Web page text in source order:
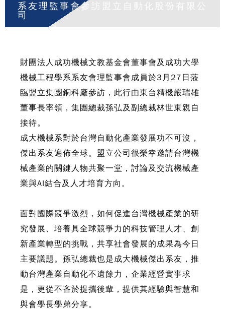
系友理監事會參訪盟立自動化股份有限公
司
財團法人成功機械文教基金會董事會及成功大學
機械工程學系系友會理監事會成員於3月27日蒞
臨盟立集團銅科廠參訪，此行由東台精機嚴瑞雄
董事長率領，集團總裁孫弘及副總裁林世東親自
接待。
成大機械系對於台灣自動化產業發展功不可沒，
傑出系友遍佈全球。盟立公司很榮幸邀請台灣機
械產業的關鍵人物共聚一堂，討論及交流機械產
業與AI結合及人才培育方向。
面對國際競爭激烈，如何促進台灣機械產業的研
究發展、培養具全球競爭力的科技管理人才、創
新產業轉型的挑戰，共享社會發展的成果為今日
主要議題。孫弘總裁也是成大機械傑出系友，推
動台灣產業自動化不遺餘力，企業經營實事求
是，更從不吝於提攜後輩，提供其經驗與智慧和
與會學長學弟分享。